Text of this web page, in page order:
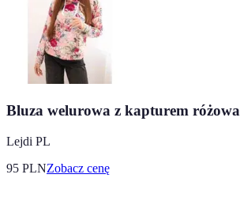
Bluza welurowa z kapturem różowa
Lejdi PL
95 PLNZobacz cenę